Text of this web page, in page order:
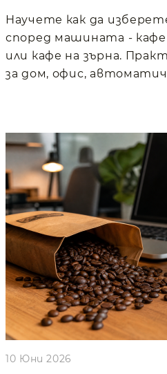
Научете как да
според машината - кафе
или кафе на зърна.
за дом, офис,
10 Юни 2026